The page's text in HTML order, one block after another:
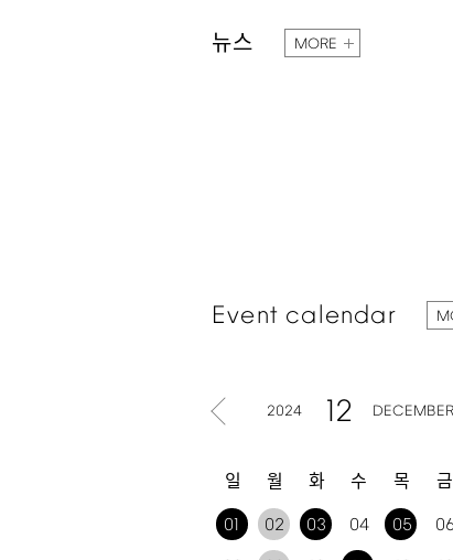
뉴스 MORE
Event calendar
2024 12 DECEMBER
일 월 화 수 목 금
01 02 03 04 05